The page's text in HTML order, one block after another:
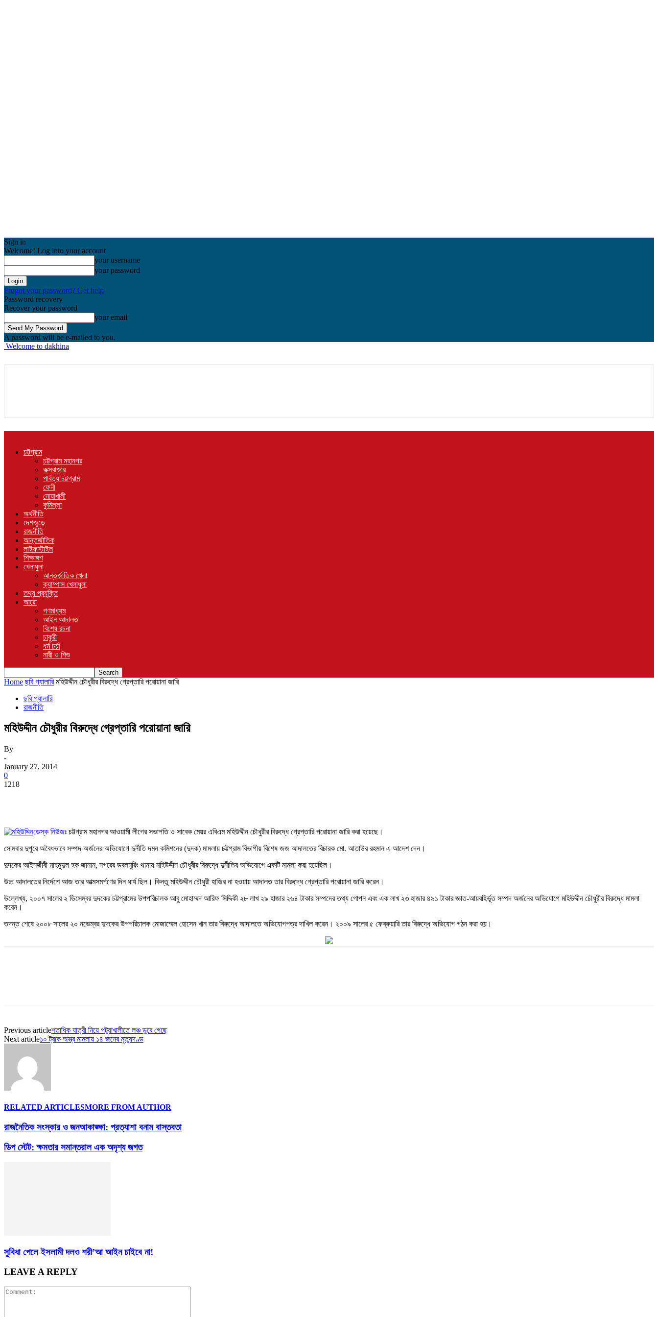
Sign in
Welcome! Log into your account
your username
your password
Forgot your password? Get help
Password recovery
Recover your password
your email
A password will be e-mailed to you.
Welcome to dakhina
চট্টগ্রাম
চট্টগ্রাম মহানগর
কক্সবাজার
পার্বত্য চট্টগ্রাম
ফেনী
নোয়াখালী
কুমিল্লা
অর্থনীতি
দেশজুড়ে
রাজনীতি
আন্তর্জাতিক
লাইফস্টাইল
শিক্ষাঙ্গণ
খেলাধুলা
আন্তর্জাতিক খেলা
ক্যাম্পাস খেলাধুলা
তথ্য প্রযুক্তি
আরো
গণমাধ্যম
আইন আদালত
বিশেষ রচনা
চাকুরী
ধর্ম চর্চা
নারী ও শিশু
Home ছবি গ্যালারি মহিউদ্দীন চৌধুরীর বিরুদ্ধে গ্রেপ্তারি পরোয়ানা জারি
ছবি গ্যালারি
রাজনীতি
মহিউদ্দীন চৌধুরীর বিরুদ্ধে গ্রেপ্তারি পরোয়ানা জারি
By
-
January 27, 2014
0
1218
ডেস্ক নিউজঃ চট্টগ্রাম মহানগর আওয়ামী লীগের সভাপতি ও সাবেক মেয়র এবিএম মহিউদ্দীন চৌধুরীর বিরুদ্ধে গ্রেপ্তারি পরোয়ানা জারি করা হয়েছে।
সোমবার দুপুরে অবৈধভাবে সম্পদ অর্জনের অভিযোগে দুর্নীতি দমন কমিশনের (দুদক) মামলায় চট্টগ্রাম বিভাগীয় বিশেষ জজ আদালতের বিচারক মো. আতাউর রহমান এ আদেশ দেন।
দুদকের আইনজীবী মাহমুদুল হক জানান, নগরের ডবলমুরিং থানায় মহিউদ্দীন চৌধুরীর বিরুদ্ধে দুর্নীতির অভিযোগে একটি মামলা করা হয়েছিল।
উচ্চ আদালতের নির্দেশে আজ তার আত্মসমর্পণের দিন ধার্য ছিল। কিন্তু মহিউদ্দীন চৌধুরী হাজির না হওয়ায় আদালত তার বিরুদ্ধে গ্রেপ্তারি পরোয়ানা জারি করেন।
উল্লেখ্য, ২০০৭ সালের ২ ডিসেম্বর দুদকের চট্টগ্রামের উপপরিচালক আবু মোহাম্মদ আরিফ সিদ্দিকী ২৮ লাখ ২৯ হাজার ২৬৪ টাকার সম্পদের তথ্য গোপন এবং এক লাখ ২৩ হাজার ৪৯১ টাকার জ্ঞাত-আয়বহির্ভূত সম্পদ অর্জনের অভিযোগে মহিউদ্দীন চৌধুরীর বিরুদ্ধে মামলা
করেন।
তদন্ত শেষে ২০০৮ সালের ২০ নভেম্বর দুদকের উপপরিচালক মোজাম্মেল হোসেন খান তার বিরুদ্ধে আদালতে অভিযোগপত্র দাখিল করেন। ২০০৯ সালের ৫ ফেব্রুয়ারি তার বিরুদ্ধে অভিযোগ গঠন করা হয়।
Previous articleশতাধিক যাত্রী নিয়ে পটুয়াখালীতে লঞ্চ ডুবে গেছে
Next article১০ ট্রাক অস্ত্র মামলায় ১৪ জনের মৃত্যুদণ্ড
RELATED ARTICLESMORE FROM AUTHOR
রাজনৈতিক সংস্কার ও জনআকাঙ্ক্ষা: প্রত্যাশা বনাম বাস্তবতা
ডিপ স্টেট: ক্ষমতার সমান্তরাল এক অদৃশ্য জগত
সুবিধা পেলে ইসলামী দলও শরী’আ আইন চাইবে না!
LEAVE A REPLY